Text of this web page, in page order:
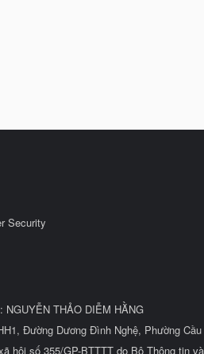
Security
NGUYỄN THẢO DIỄM HẰNG
Đường Dương Đình Nghệ, Phường
hội số 355/GP-BTTTT do Bộ Thông tin